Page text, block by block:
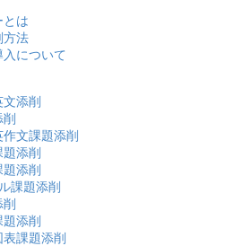
とは
方法
について
添削
削
作文課題添削
添削
添削
課題添削
削
題添削
課題添削